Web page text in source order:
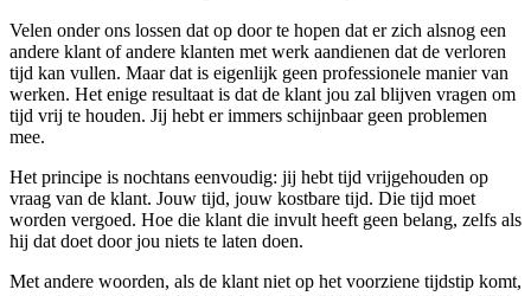
Velen onder ons lossen dat op door te hopen dat er zich alsnog een
andere klant of andere klanten met werk aandienen dat de verloren
tijd kan vullen. Maar dat is eigenlijk geen professionele manier van
werken. Het enige resultaat is dat de klant jou zal blijven vragen om
tijd vrij te houden. Jij hebt er immers schijnbaar geen problemen
mee.
Het principe is nochtans eenvoudig: jij hebt tijd vrijgehouden op
vraag van de klant. Jouw tijd, jouw kostbare tijd. Die tijd moet
worden vergoed. Hoe die klant die invult heeft geen belang, zelfs als
hij dat doet door jou niets te laten doen.
Met andere woorden, als de klant niet op het voorziene tijdstip komt,